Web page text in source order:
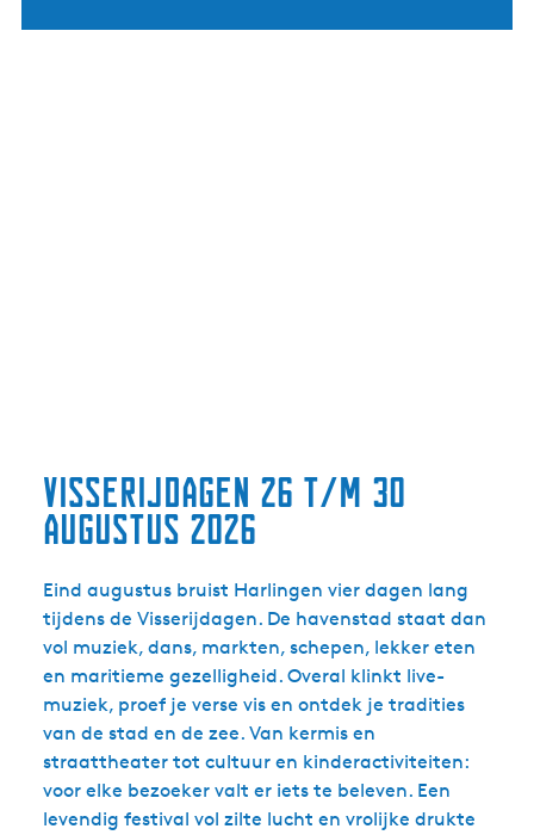
Visserijdagen 26 t/m 30
augustus 2026
Eind augustus bruist Harlingen vier dagen lang
tijdens de Visserijdagen. De havenstad staat dan
vol muziek, dans, markten, schepen, lekker eten
en maritieme gezelligheid. Overal klinkt live-
muziek, proef je verse vis en ontdek je tradities
van de stad en de zee. Van kermis en
straattheater tot cultuur en kinderactiviteiten:
voor elke bezoeker valt er iets te beleven. Een
levendig festival vol zilte lucht en vrolijke drukte